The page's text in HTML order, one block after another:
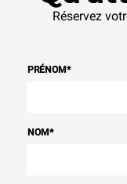
Réservez
PRÉNOM*
NOM*